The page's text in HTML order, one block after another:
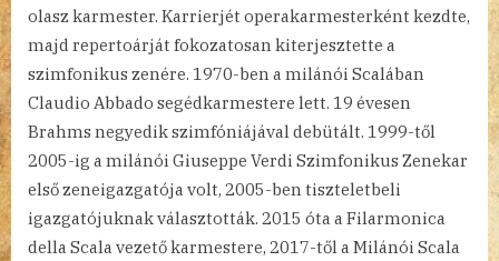
olasz karmester. Karrierjét operakarmesterként kezdte,
majd repertoárját fokozatosan kiterjesztette a
szimfonikus zenére. 1970-ben a milánói Scalában
Claudio Abbado segédkarmestere lett. 19 évesen
Brahms negyedik szimfóniájával debütált. 1999-től
2005-ig a milánói Giuseppe Verdi Szimfonikus Zenekar
első zeneigazgatója volt, 2005-ben tiszteletbeli
igazgatójuknak választották. 2015 óta a Filarmonica
della Scala vezető karmestere, 2017-től a Milánói Scala